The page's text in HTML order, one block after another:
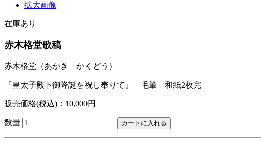
拡大画像
在庫あり
赤木格堂歌稿
赤木格堂 （あかき かくどう）
『皇太子殿下御降誕を祝し奉りて』 毛筆 和紙2枚完
販売価格(税込)：10,000円
数量